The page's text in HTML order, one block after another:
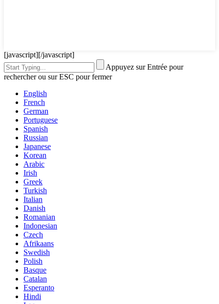
[javascript] [/javascript]
Appuyez sur Entrée pour
rechercher ou sur ESC pour fermer
English
French
German
Portuguese
Spanish
Russian
Japanese
Korean
Arabic
Irish
Greek
Turkish
Italian
Danish
Romanian
Indonesian
Czech
Afrikaans
Swedish
Polish
Basque
Catalan
Esperanto
Hindi